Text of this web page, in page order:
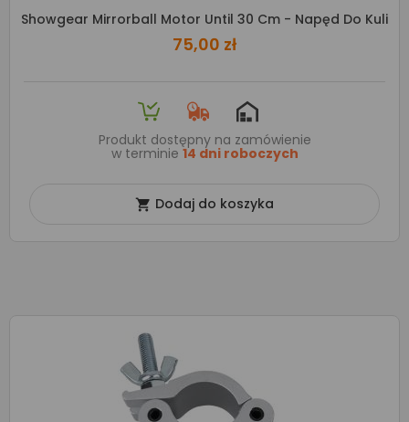
Showgear Mirrorball Motor Until 30 Cm - Napęd Do Kuli
75,00 zł
Produkt dostępny na zamówienie
w terminie 14 dni roboczych
 Dodaj do koszyka